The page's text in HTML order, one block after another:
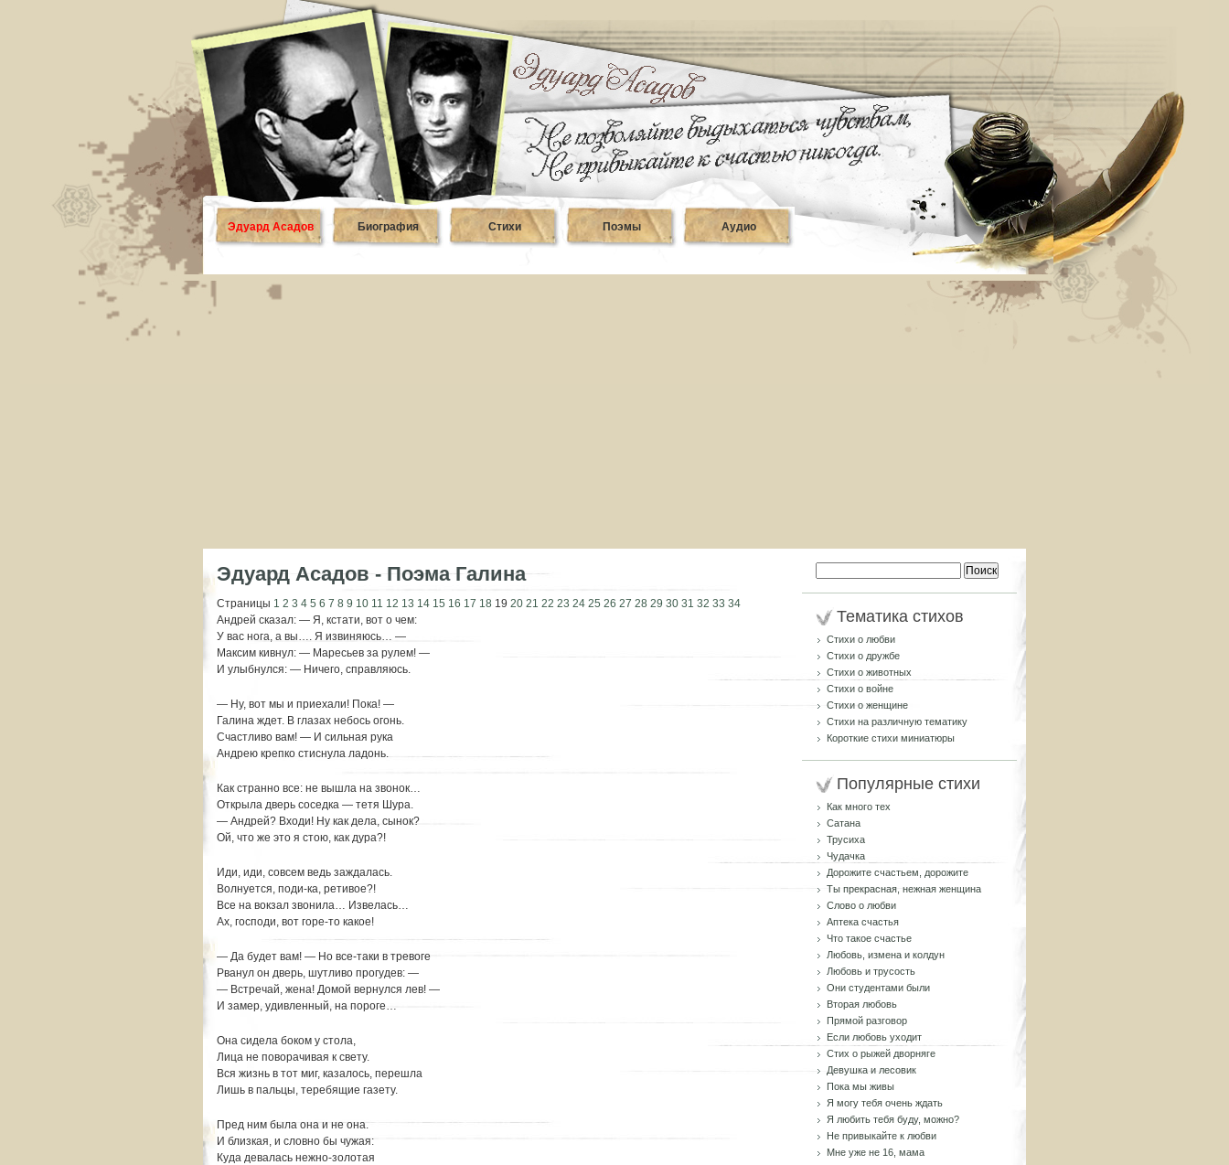
Эдуард Асадов Биография Стихи Поэмы Аудио
Эдуард Асадов - Поэма Галина
Страницы 1 2 3 4 5 6 7 8 9 10 11 12 13 14 15 16 17 18 19 20 21 22 23 24 25 26 27 28 29 30 31 32 33 34
Андрей сказал: — Я, кстати, вот о чем:
У вас нога, а вы…. Я извиняюсь… —
Максим кивнул: — Маресьев за рулем! —
И улыбнулся: — Ничего, справляюсь.
— Ну, вот мы и приехали! Пока! —
Галина ждет. В глазах небось огонь.
Счастливо вам! — И сильная рука
Андрею крепко стиснула ладонь.
Как странно все: не вышла на звонок…
Открыла дверь соседка — тетя Шура.
— Андрей? Входи! Ну как дела, сынок?
Ой, что же это я стою, как дура?!
Иди, иди, совсем ведь заждалась.
Волнуется, поди-ка, ретивое?!
Все на вокзал звонила… Извелась…
Ах, господи, вот горе-то какое!
— Да будет вам! — Но все-таки в тревоге
Рванул он дверь, шутливо прогудев: —
— Встречай, жена! Домой вернулся лев! —
И замер, удивленный, на пороге…
Она сидела боком у стола,
Лица не поворачивая к свету.
Вся жизнь в тот миг, казалось, перешла
Лишь в пальцы, теребящие газету.
Пред ним была она и не она.
И близкая, и словно бы чужая:
Куда девалась нежно-золотая
Тематика стихов
Стихи о любви
Стихи о дружбе
Стихи о животных
Стихи о войне
Стихи о женщине
Стихи на различную тематику
Короткие стихи миниатюры
Популярные стихи
Как много тех
Сатана
Трусиха
Чудачка
Дорожите счастьем, дорожите
Ты прекрасная, нежная женщина
Слово о любви
Аптека счастья
Что такое счастье
Любовь, измена и колдун
Любовь и трусость
Они студентами были
Вторая любовь
Прямой разговор
Если любовь уходит
Стих о рыжей дворняге
Девушка и лесовик
Пока мы живы
Я могу тебя очень ждать
Я любить тебя буду, можно?
Не привыкайте к любви
Мне уже не 16, мама